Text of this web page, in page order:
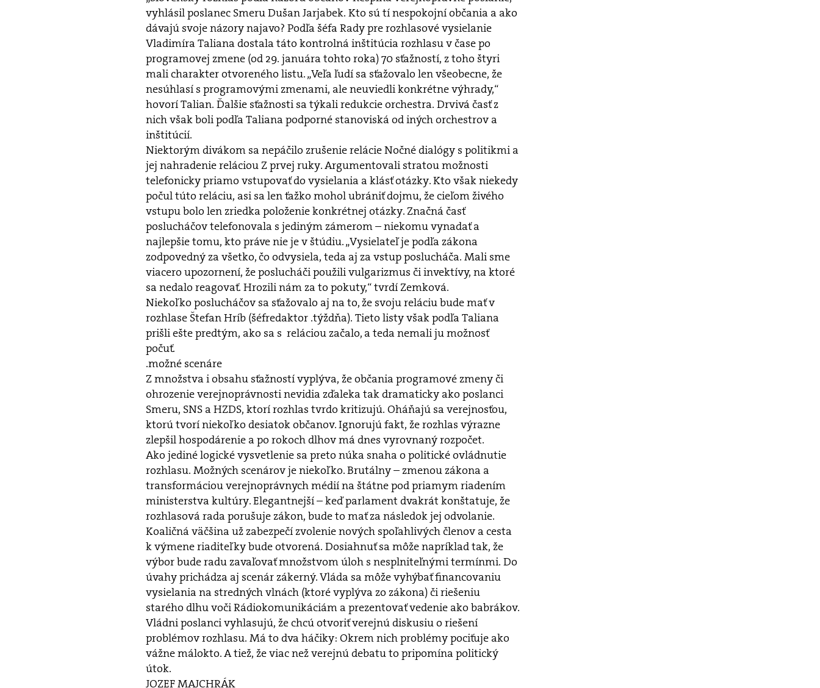
vyhlásil poslanec Smeru Dušan Jarjabek. Kto sú tí nespokojní občania a ako
dávajú svoje názory najavo? Podľa šéfa Rady pre rozhlasové vysielanie
Vladimíra Taliana dostala táto kontrolná inštitúcia rozhlasu v čase po
programovej zmene (od 29. januára tohto roka) 70 sťažností, z toho štyri
mali charakter otvoreného listu. „Veľa ľudí sa sťažovalo len všeobecne, že
nesúhlasí s programovými zmenami, ale neuviedli konkrétne výhrady,“
hovorí Talian. Ďalšie sťažnosti sa týkali redukcie orchestra. Drvivá časť z
nich však boli podľa Taliana podporné stanoviská od iných orchestrov a
inštitúcií.
Niektorým divákom sa nepáčilo zrušenie relácie Nočné dialógy s politikmi a
jej nahradenie reláciou Z prvej ruky. Argumentovali stratou možnosti
telefonicky priamo vstupovať do vysielania a klásť otázky. Kto však niekedy
počul túto reláciu, asi sa len ťažko mohol ubrániť dojmu, že cieľom živého
vstupu bolo len zriedka položenie konkrétnej otázky. Značná časť
poslucháčov telefonovala s jediným zámerom – niekomu vynadať a
najlepšie tomu, kto práve nie je v štúdiu. „Vysielateľ je podľa zákona
zodpovedný za všetko, čo odvysiela, teda aj za vstup poslucháča. Mali sme
viacero upozornení, že poslucháči použili vulgarizmus či invektívy, na ktoré
sa nedalo reagovať. Hrozili nám za to pokuty,“ tvrdí Zemková.
Niekoľko poslucháčov sa sťažovalo aj na to, že svoju reláciu bude mať v
rozhlase Štefan Hríb (šéfredaktor .týždňa). Tieto listy však podľa Taliana
prišli ešte predtým, ako sa s reláciou začalo, a teda nemali ju možnosť
počuť.
.možné scenáre
Z množstva i obsahu sťažností vyplýva, že občania programové zmeny či
ohrozenie verejnoprávnosti nevidia zďaleka tak dramaticky ako poslanci
Smeru, SNS a HZDS, ktorí rozhlas tvrdo kritizujú. Oháňajú sa verejnosťou,
ktorú tvorí niekoľko desiatok občanov. Ignorujú fakt, že rozhlas výrazne
zlepšil hospodárenie a po rokoch dlhov má dnes vyrovnaný rozpočet.
Ako jediné logické vysvetlenie sa preto núka snaha o politické ovládnutie
rozhlasu. Možných scenárov je niekoľko. Brutálny – zmenou zákona a
transformáciou verejnoprávnych médií na štátne pod priamym riadením
ministerstva kultúry. Elegantnejší – keď parlament dvakrát konštatuje, že
rozhlasová rada porušuje zákon, bude to mať za následok jej odvolanie.
Koaličná väčšina už zabezpečí zvolenie nových spoľahlivých členov a cesta
k výmene riaditeľky bude otvorená. Dosiahnuť sa môže napríklad tak, že
výbor bude radu zavaľovať množstvom úloh s nesplniteľnými termínmi. Do
úvahy prichádza aj scenár zákerný. Vláda sa môže vyhýbať financovaniu
vysielania na stredných vlnách (ktoré vyplýva zo zákona) či riešeniu
starého dlhu voči Rádiokomunikáciám a prezentovať vedenie ako babrákov.
Vládni poslanci vyhlasujú, že chcú otvoriť verejnú diskusiu o riešení
problémov rozhlasu. Má to dva háčiky: Okrem nich problémy pociťuje ako
vážne málokto. A tiež, že viac než verejnú debatu to pripomína politický
útok.
JOZEF MAJCHRÁK